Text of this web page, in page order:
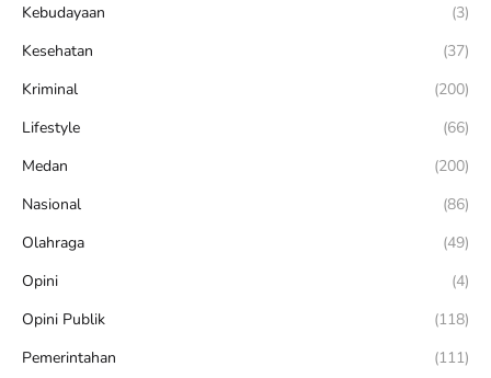
Kebudayaan
(3)
Kesehatan
(37)
Kriminal
(200)
Lifestyle
(66)
Medan
(200)
Nasional
(86)
Olahraga
(49)
Opini
(4)
Opini Publik
(118)
Pemerintahan
(111)